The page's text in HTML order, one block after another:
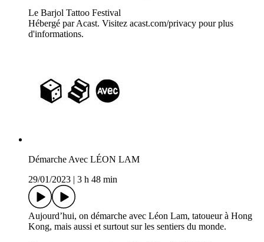
Le Barjol Tattoo Festival
Hébergé par Acast. Visitez acast.com/privacy pour plus
d'informations.
Démarche Avec LÉON LAM
29/01/2023
3 h 48 min
Aujourd’hui, on démarche avec Léon Lam, tatoueur à Hong
Kong, mais aussi et surtout sur les sentiers du monde.